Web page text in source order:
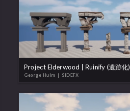
Project Elderwood | Ruinify (遺跡化)
George Hulm | SIDEFX